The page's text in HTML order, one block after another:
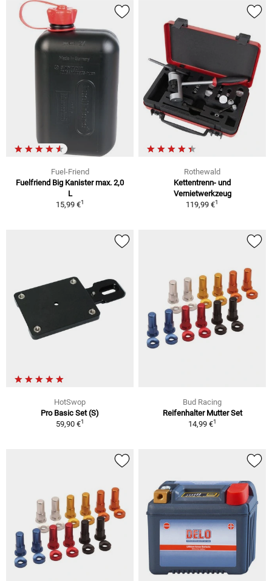
Fuel-Friend
Fuelfriend Big Kanister max. 2,0
L
15,99 €1
Rothewald
Kettentrenn- und
Vernietwerkzeug
119,99 €1
HotSwop
Pro Basic Set (S)
59,90 €1
Bud Racing
Reifenhalter Mutter Set
14,99 €1